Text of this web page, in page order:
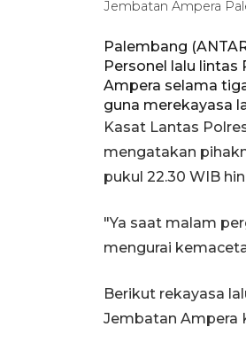
Jembatan Ampera
Palembang
Personel lalu
Ampera selama
guna merekayasa
Kasat Lantas
mengatakan
pukul 22.30 WIB
"Ya saat malam
mengurai
Berikut rekayasa
Jembatan Ampera